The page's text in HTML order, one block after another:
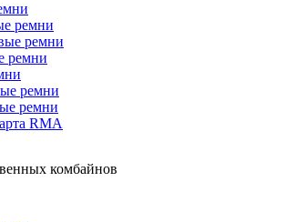
ремни
ремни
ремни
ремни
ремни
RMA
комбайнов